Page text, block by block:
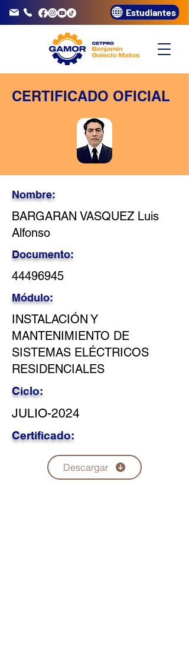
3320072 Estudiantes
CERTIFICADO OFICIAL
Nombre:
BARGARAN VASQUEZ Luis
Alfonso
Documento:
44496945
Módulo:
INSTALACIÓN Y
MANTENIMIENTO DE
SISTEMAS ELÉCTRICOS
RESIDENCIALES
Ciclo:
JULIO-2024
Certificado:
Descargar